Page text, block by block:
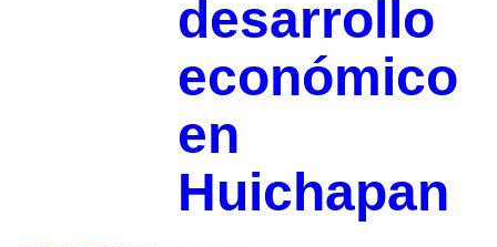
desarrollo
económico
en
Huichapan